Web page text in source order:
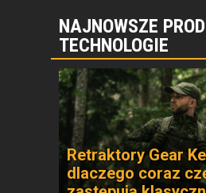
NAJNOWSZE
TECHNOLOGIE
Retraktory Gear
dlaczego coraz